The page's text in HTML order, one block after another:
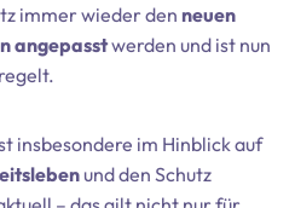
immer wieder den neuen
angepasstwerden und ist nun
insbesondere im Hinblick auf
und den Schutz